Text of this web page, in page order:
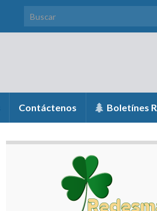
Search for:
Contáctenos Boletínes